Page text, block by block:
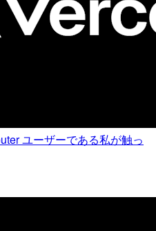
ユーザーである私が触っ